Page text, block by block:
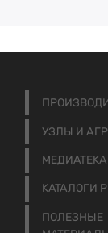
УЗЛЫ И
МЕДИАТЕКА
КАТАЛОГИ
ПОЛЕЗНЫЕ